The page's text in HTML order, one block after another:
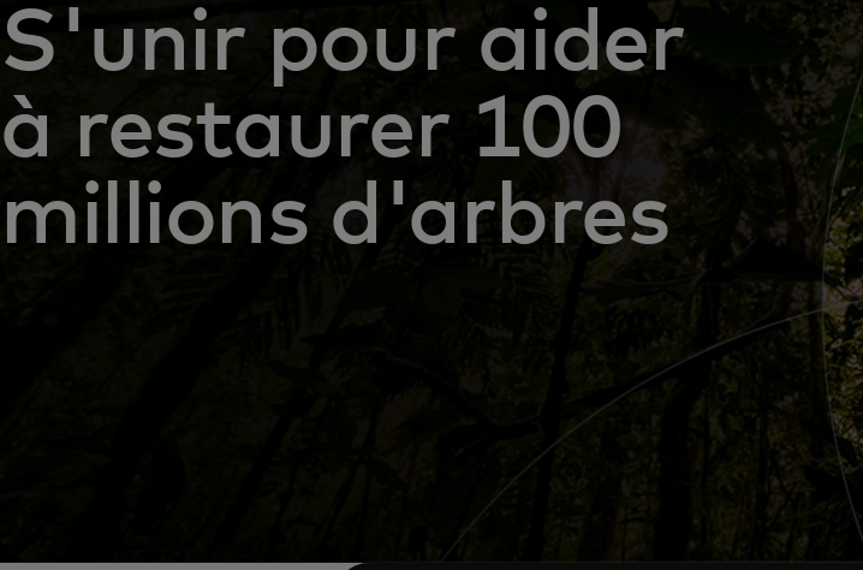
S'unir pour aider
à restaurer 100
millions d'arbres